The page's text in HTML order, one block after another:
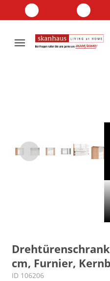
cm, Furnier,
ID 106206